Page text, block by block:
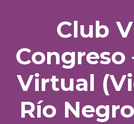
Club
Congreso
Virtual
Río